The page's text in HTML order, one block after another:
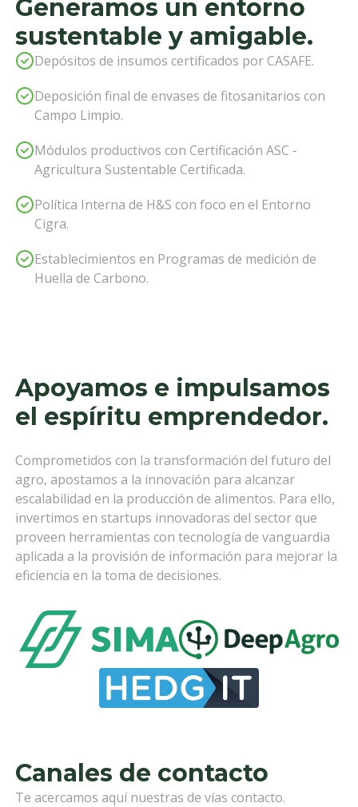
Generamos un entorno
sustentable y amigable.
Depósitos de insumos certificados por CASAFE.
Deposición final de envases de fitosanitarios con
Campo Limpio.
Módulos productivos con Certificación ASC -
Agricultura Sustentable Certificada.
Política Interna de H&S con foco en el Entorno
Cigra.
Establecimientos en Programas de medición de
Huella de Carbono.
Apoyamos e impulsamos
el espíritu emprendedor.
Comprometidos con la transformación del futuro del
agro, apostamos a la innovación para alcanzar
escalabilidad en la producción de alimentos. Para ello,
invertimos en startups innovadoras del sector que
proveen herramientas con tecnología de vanguardia
aplicada a la provisión de información para mejorar la
eficiencia en la toma de decisiones.
Canales de contacto
Te acercamos aquí nuestras de vías contacto.